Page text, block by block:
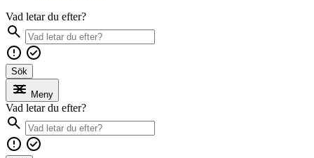
Vad letar du efter?
Sök
Meny
Vad letar du efter?